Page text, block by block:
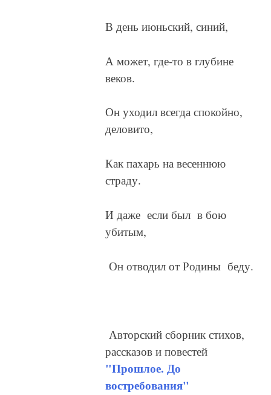
В день июньский, синий,
А может, где-то в глубине
веков.
Он уходил всегда спокойно,
деловито,
Как пахарь на весеннюю
страду.
И даже если был в бою
убитым,
Он отводил от Родины беду.
Авторский сборник стихов,
рассказов и повестей
"Прошлое. До
востребования"